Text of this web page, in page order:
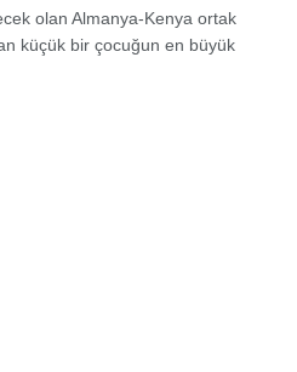
olan Almanya-Kenya ortak
küçük bir çocuğun en büyük